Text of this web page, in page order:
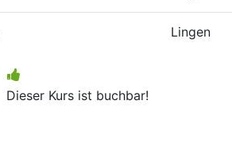
Lingen
Dieser Kurs ist buchbar!